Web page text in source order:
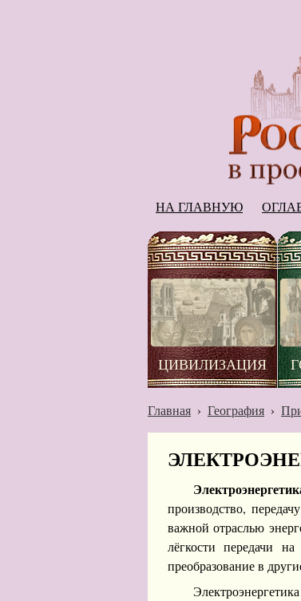
НА ГЛАВНУЮ
ЦИВИЛИЗАЦИЯ
Главная › География ›
производство,
важной отраслью
лёгкости передачи
преобразование в